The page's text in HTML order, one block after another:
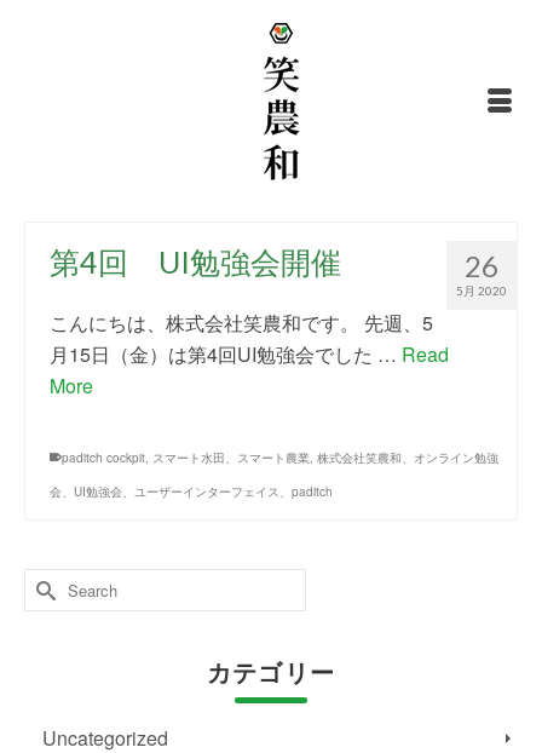
26
5月 2020
第4回 UI勉強会開催
こんにちは、株式会社笑農和です。 先週、5
月15日（金）は第4回UI勉強会でした … Read
More
paditch cockpit, スマート水田、スマート農業, 株式会社笑農和、オンライン勉強
会、UI勉強会、ユーザーインターフェイス、paditch
Search
for:
カテゴリー
Uncategorized